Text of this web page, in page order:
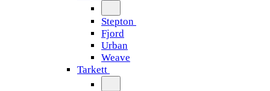
Stepton
Fjord
Urban
Weave
Tarkett